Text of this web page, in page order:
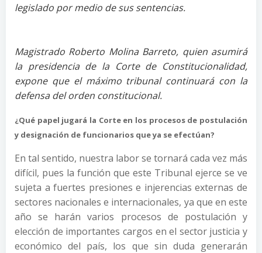
legislado por medio de sus sentencias.
Magistrado Roberto Molina Barreto, quien asumirá
la presidencia de la Corte de Constitucionalidad,
expone que el máximo tribunal continuará con la
defensa del orden constitucional.
¿Qué papel jugará la Corte en los procesos de postulación
y designación de funcionarios que ya se efectúan?
En tal sentido, nuestra labor se tornará cada vez más
difícil, pues la función que este Tribunal ejerce se ve
sujeta a fuertes presiones e injerencias externas de
sectores nacionales e internacionales, ya que en este
año se harán varios procesos de postulación y
elección de importantes cargos en el sector justicia y
económico del país, los que sin duda generarán